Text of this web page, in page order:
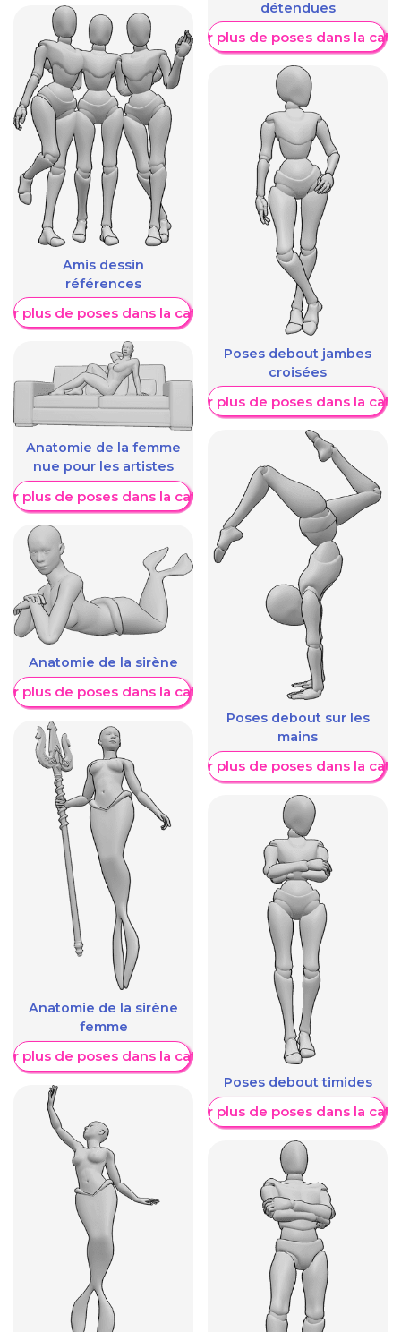
Amis dessin
références
plus de poses dans la catégorie
Anatomie de la femme
nue pour les artistes
plus de poses dans la catégorie
Anatomie de la sirène
plus de poses dans la catégorie
Anatomie de la sirène
femme
plus de poses dans la catégorie
détendues
Afficher plus de poses dans la
Poses debout jambes
croisées
Afficher plus de poses dans la
Poses debout sur les
mains
Afficher plus de poses dans la
Poses debout timides
Afficher plus de poses dans la